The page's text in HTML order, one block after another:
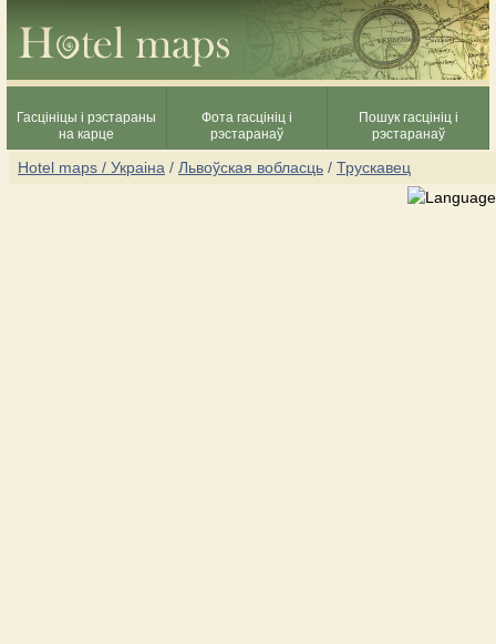
Гасцініцы і рэстараны
на карце
Фота гасцініц і
рэстаранаў
Пошук гасцініц і
рэстаранаў
Hotel maps / Украіна / Львоўская вобласць / Трускавец